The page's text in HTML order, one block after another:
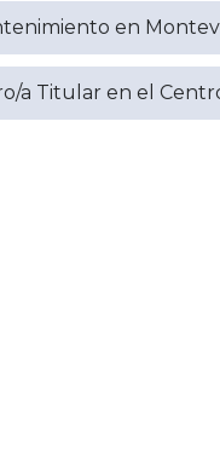
en
a Titular en el